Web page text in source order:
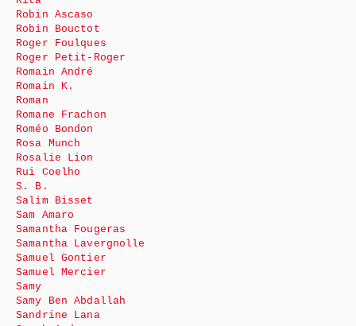
Robin Ascaso
Robin Bouctot
Roger Foulques
Roger Petit-Roger
Romain André
Romain K.
Roman
Romane Frachon
Roméo Bondon
Rosa Munch
Rosalie Lion
Rui Coelho
S. B.
Salim Bisset
Sam Amaro
Samantha Fougeras
Samantha Lavergnolle
Samuel Gontier
Samuel Mercier
Samy
Samy Ben Abdallah
Sandrine Lana